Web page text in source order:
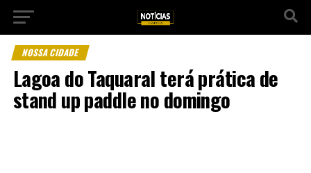
NOSSA CIDADE
Lagoa do Taquaral terá prática de
stand up paddle no domingo